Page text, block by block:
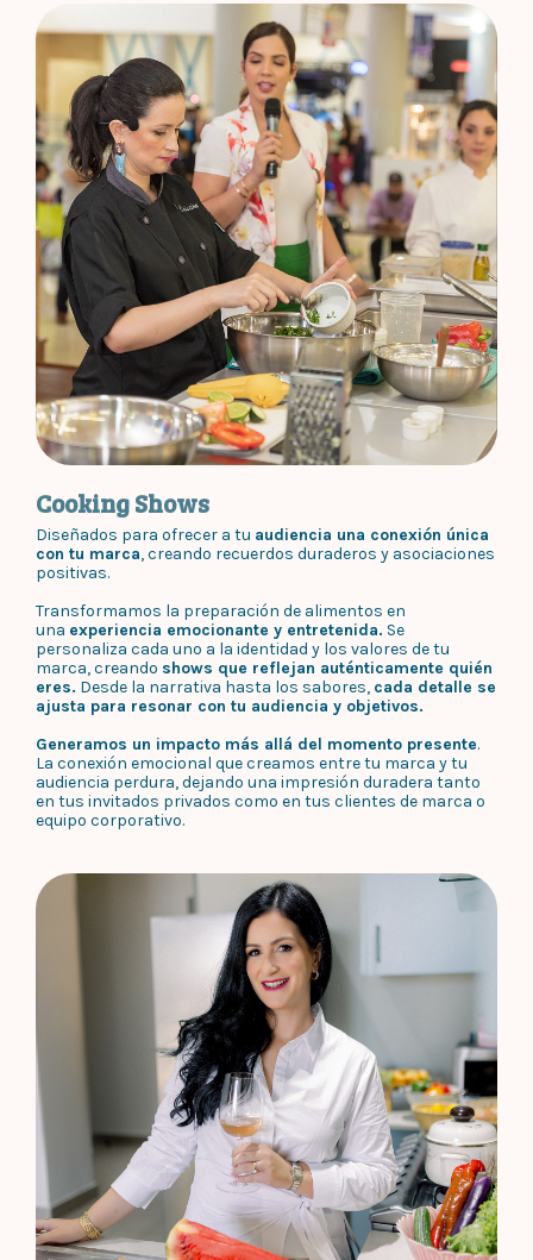
Cooking Shows
Diseñados para ofrecer a tu audiencia una conexión única
con tu marca, creando recuerdos duraderos y asociaciones
positivas.
Transformamos la preparación de alimentos en
una experiencia emocionante y entretenida. Se
personaliza cada uno a la identidad y los valores de tu
marca, creando shows que reflejan auténticamente quién
eres. Desde la narrativa hasta los sabores, cada detalle se
ajusta para resonar con tu audiencia y objetivos.
Generamos un impacto más allá del momento presente.
La conexión emocional que creamos entre tu marca y tu
audiencia perdura, dejando una impresión duradera tanto
en tus invitados privados como en tus clientes de marca o
equipo corporativo.